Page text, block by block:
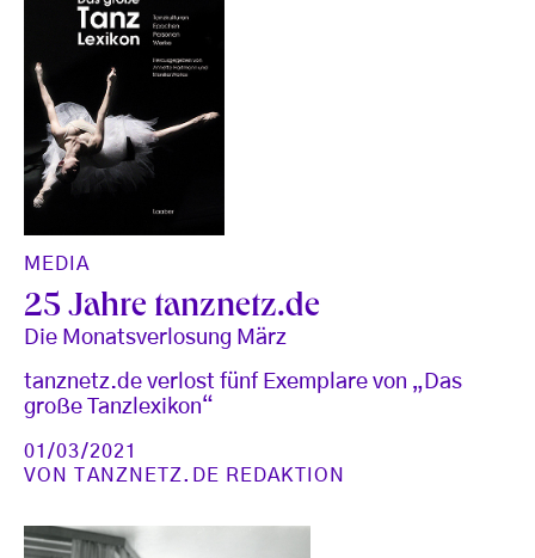
MEDIA
25 Jahre tanznetz.de
Die Monatsverlosung März
tanznetz.de verlost fünf Exemplare von „Das
große Tanzlexikon“
01/03/2021
VON
TANZNETZ.DE REDAKTION